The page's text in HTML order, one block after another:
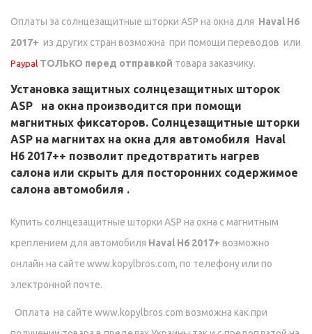
Оплаты за солнцезащитные шторки ASP на окна для Haval H6
2017+ из других стран возможна при помощи переводов или
Paypal ТОЛЬКО перед отправкой товара заказчику.
Установка защитных солнцезащитных шторок
ASP на окна производится при помощи
магнитных фиксаторов. Солнцезащитные шторки
ASP на магнитах на окна для автомобиля Haval
H6 2017++ позволит предотвратить нагрев
салона или скрыть для посторонних содержимое
салона автомобиля .
Купить солнцезащитные шторки ASP на окна с магнитным
креплением для автомобиля Haval H6 2017+ возможно
онлайн на сайте www.kopylbros.com, по телефону или по
электронной почте.
Оплата на сайте www.kopylbros.com возможна как при